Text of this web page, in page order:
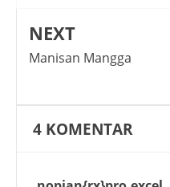
NEXT
Manisan Mangga
4 KOMENTAR